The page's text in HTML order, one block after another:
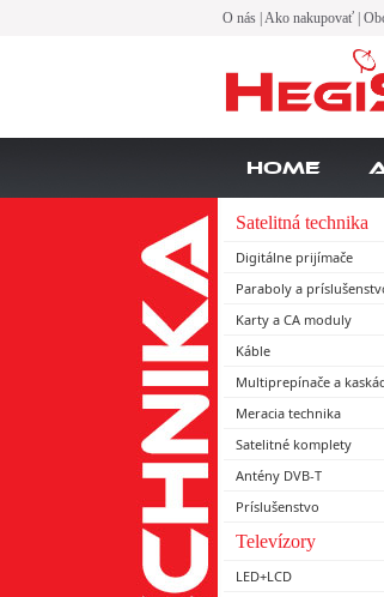
O nás Ako nakupovať
Home
Satelitná technika
Digitálne prijímače
Paraboly a
Karty a CA moduly
Káble
Multiprepínače a
Meracia technika
Satelitné komplety
Antény DVB-T
Príslušenstvo
Televízory
LED+LCD